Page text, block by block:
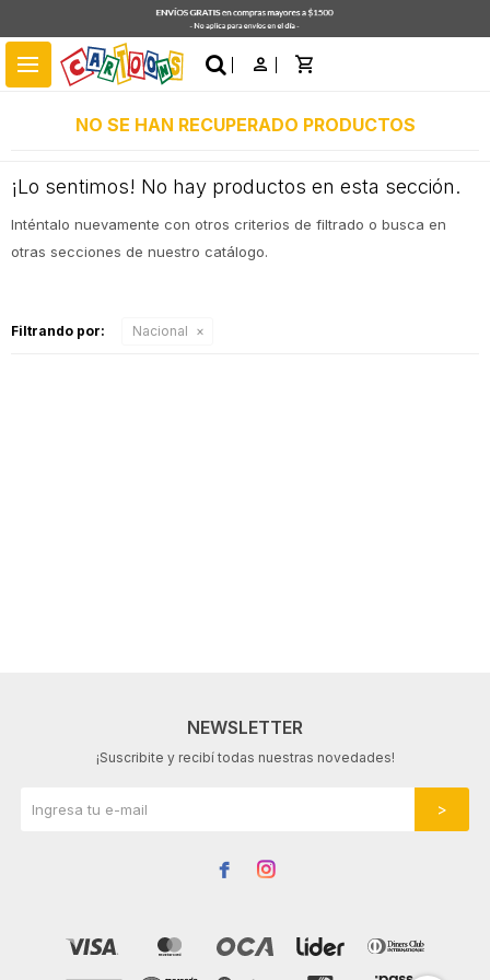
menu
NO SE HAN RECUPERADO PRODUCTOS
¡Lo sentimos! No hay productos en esta sección.
Inténtalo nuevamente con otros criterios de filtrado o busca en
otras secciones de nuestro catálogo.
Filtrando por: Nacional
NEWSLETTER
¡Suscribite y recibí todas nuestras novedades!
 
close